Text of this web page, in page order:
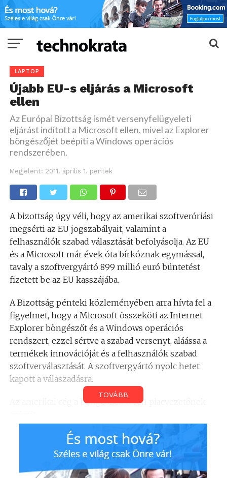
LAPTOP
Újabb EU-s eljárás a Microsoft
ellen
Az Európai Bizottság ismét versenyfelügyeleti
eljárást indított a Microsoft ellen, mivel az Explorer
böngészőjét beépíti a Windows operációs
rendszerében.
Megjelent: 2011. április 1. péntek
A bizottság úgy véli, hogy az amerikai szoftveróriási
megsérti az EU jogszabályait, valamint a
felhasználók szabad választását befolyásolja. Az EU
és a Microsoft már évek óta bírkóznak egymással,
tavaly a szoftvergyártó 899 millió euró büntetést
fizetett be az EU kasszájába.
A Bizottság pénteki közleményében arra hívta fel a
figyelmet, hogy a Microsoft összeköti az Internet
Explorer böngészőt és a Windows operációs
rendszert, ezzel sértve a szabad versenyt, aláássa a
termékek innovációját és a felhasználók szabad
szoftverválasztását. A szoftvergyártó nyolc hetet
kapott a válaszadásra.
Az amerikai cég a böngészők terén piacvezetőnek
TOVÁBB